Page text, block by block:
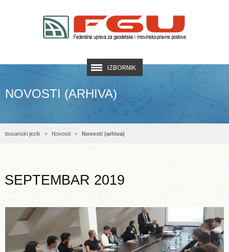
IZBORNIK
NOVOSTI (ARHIVA)
bosanski jezik Novosti Novosti (arhiva)
SEPTEMBAR 2019